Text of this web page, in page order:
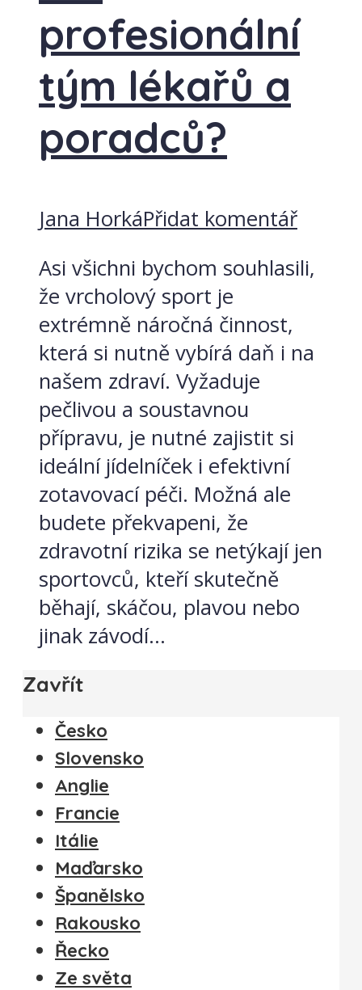
profesionální
tým lékařů a
poradců?
Jana HorkáPřidat komentář
Asi všichni bychom souhlasili,
že vrcholový sport je
extrémně náročná činnost,
která si nutně vybírá daň i na
našem zdraví. Vyžaduje
pečlivou a soustavnou
přípravu, je nutné zajistit si
ideální jídelníček i efektivní
zotavovací péči. Možná ale
budete překvapeni, že
zdravotní rizika se netýkají jen
sportovců, kteří skutečně
běhají, skáčou, plavou nebo
jinak závodí...
Zavřít
Česko
Slovensko
Anglie
Francie
Itálie
Maďarsko
Španělsko
Rakousko
Řecko
Ze světa